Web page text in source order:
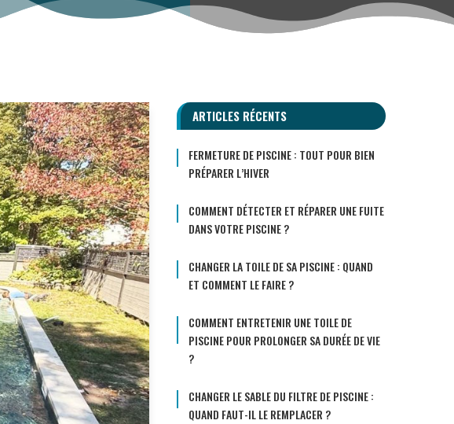
ARTICLES RÉCENTS
FERMETURE DE PISCINE : TOUT POUR BIEN
PRÉPARER L’HIVER
COMMENT DÉTECTER ET RÉPARER UNE FUITE
DANS VOTRE PISCINE ?
CHANGER LA TOILE DE SA PISCINE : QUAND
ET COMMENT LE FAIRE ?
COMMENT ENTRETENIR UNE TOILE DE
PISCINE POUR PROLONGER SA DURÉE DE VIE
?
CHANGER LE SABLE DU FILTRE DE PISCINE :
QUAND FAUT-IL LE REMPLACER ?